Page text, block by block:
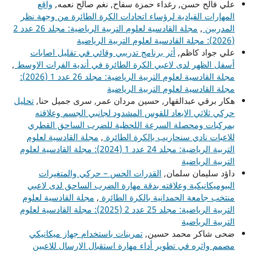
علي فالح حسن, رغداء حمزة سفاح, نغم صالح نعمه, واقع
المهارات القيادية لرؤساء اتحادات الكرة الطائرة من وجهة نظر
المدربين ,
مجلة القادسية لعلوم التربية الرياضية: مجلد 26 عدد 2
(2026): مجلة القادسية لعلوم التربية الرياضية
علي جواد كاظم, أثر برنامج تدريبي وقائي في تقليل اصابات
أسفل الظهر لدى لاعبي الكرة الطائرة في أندية الفرات الاوسط ,
مجلة القادسية لعلوم التربية الرياضية: مجلد 26 عدد 1 (2026):
مجلة القادسية لعلوم التربية الرياضية
هكار برقي عبدالقهار, حسين مردان عمر, سرى جميل حنا, تحليل
حركي ثلاثي الابعاد للقوس المشدود لجانبي الجسم وعلاقته
بمركبات ومحصلة السرعة اللحظية للضرب الساحق القطري
للاعبات نادي سنحاريب بالكرة الطائرة , مجلة القادسية لعلوم
التربية الرياضية: مجلد 24 عدد 1 (2024): مجلة القادسية لعلوم
التربية الرياضية
داؤد سليمان سلمان, القدرات الحس – حركي والمتغيرات
البيوميكانيكية وعلاقته بدقة مهارة الضرب الساحق لدى لاعبي
منتخب جامعة الحمدانية بالكرة الطائرة , مجلة القادسية لعلوم
التربية الرياضية: مجلد 25 عدد 2 (2025): مجلة القادسية لعلوم
التربية الرياضية
ضحى شاكر محمد حسين, تمرينات باستخدام جهاز ميكانيكي
مصمم واثره في تطوير أداء مهارة استقبال الارسال للاعبين